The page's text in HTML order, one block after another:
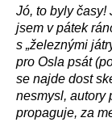
Jó, to byly časy!
jsem v pátek
s „železnými
pro Osla psát
se najde dost
nesmysl, autory
propaguje, za